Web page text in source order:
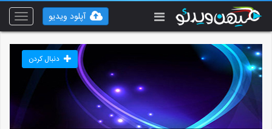
Toggle
آپلود ویدیو
دنبال کردن